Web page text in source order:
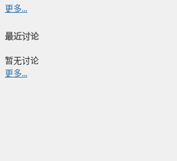
更多...
最近讨论
暂无讨论
更多...